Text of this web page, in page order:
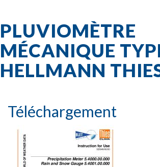
PLUVIOMÈTRE
MÉCANIQUE
HELLMANN
Téléchargement